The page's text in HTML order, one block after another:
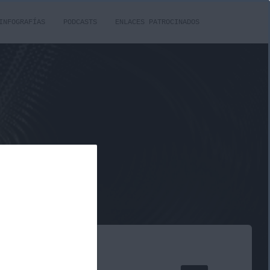
INFOGRAFÍAS PODCASTS ENLACES PATROCINADOS